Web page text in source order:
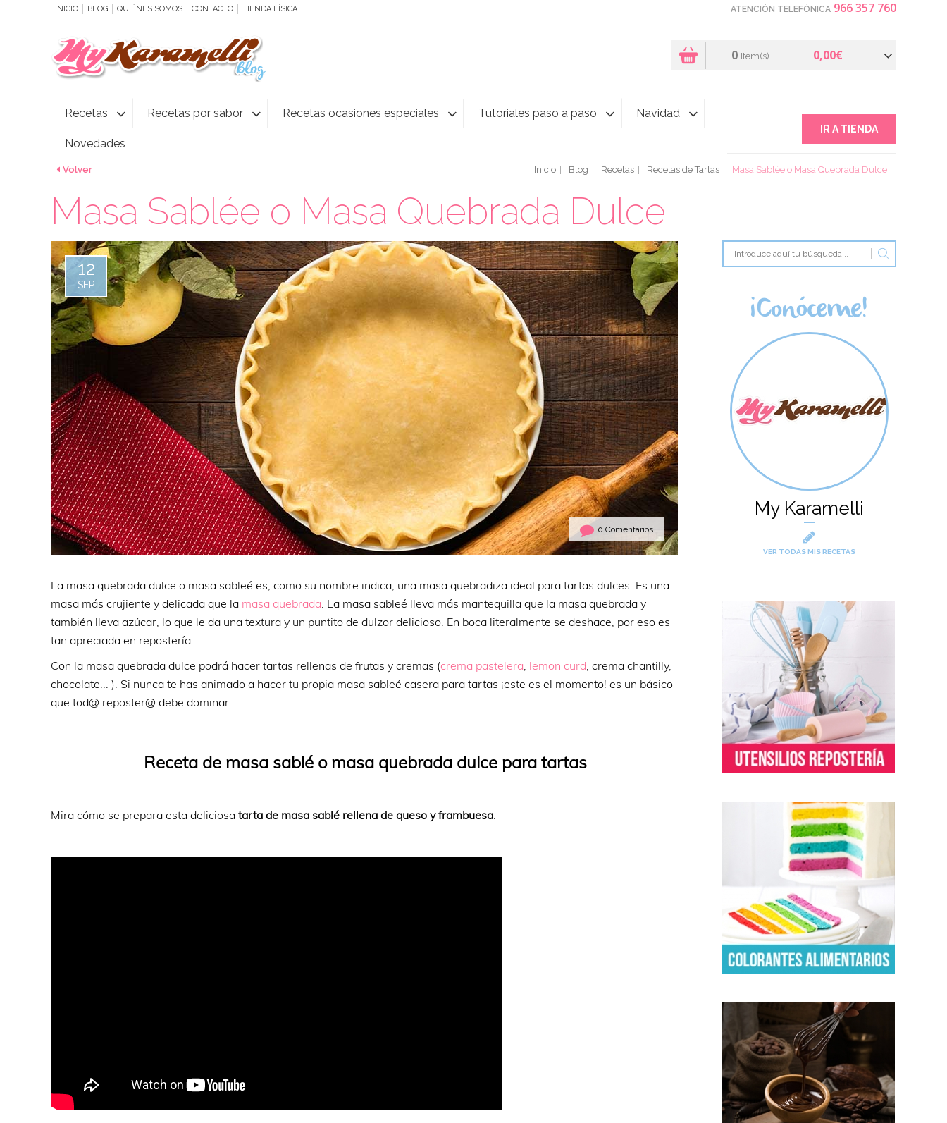
INICIO BLOG QUIÉNES SOMOS CONTACTO TIENDA FÍSICA ATENCIÓN TELEFÓNICA 966 357 760
0 Item(s) 0,00€
Recetas Recetas por sabor Recetas ocasiones especiales Tutoriales paso a paso Navidad
Novedades
IR A TIENDA
Volver Inicio Blog Recetas Recetas de Tartas Masa Sablée o Masa Quebrada Dulce
Masa Sablée o Masa Quebrada Dulce
12
SEP
0 Comentarios
La masa quebrada dulce o masa sableé es, como su nombre indica, una masa quebradiza ideal para tartas dulces. Es una
masa más crujiente y delicada que la masa quebrada. La masa sableé lleva más mantequilla que la masa quebrada y
también lleva azúcar, lo que le da una textura y un puntito de dulzor delicioso. En boca literalmente se deshace, por eso es
tan apreciada en repostería.
Con la masa quebrada dulce podrá hacer tartas rellenas de frutas y cremas (crema pastelera, lemon curd, crema chantilly,
chocolate... ). Si nunca te has animado a hacer tu propia masa sableé casera para tartas ¡este es el momento! es un básico
que tod@ reposter@ debe dominar.
Receta de masa sablé o masa quebrada dulce para tartas
Mira cómo se prepara esta deliciosa tarta de masa sablé rellena de queso y frambuesa:
¡Conóceme!
My Karamelli
VER TODAS MIS RECETAS